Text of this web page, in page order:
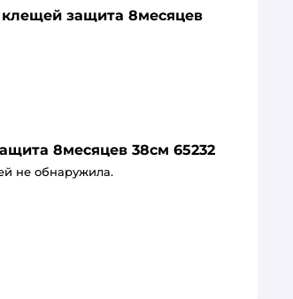
защита 8месяцев
8месяцев 38см 65232
не обнаружила.